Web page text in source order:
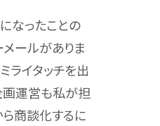
なったことの
ールがありま
ライタッチを出
画運営も私が担
ら商談化するに